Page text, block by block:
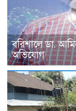
বরিশালে ডা.
অভিযোগ